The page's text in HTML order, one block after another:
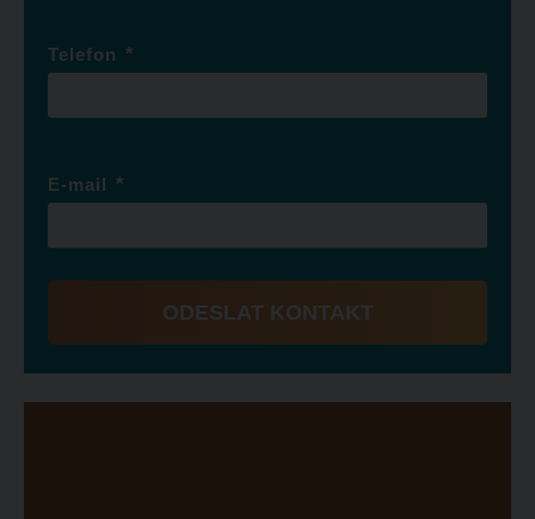
Telefon *
E-mail *
ODESLAT KONTAKT